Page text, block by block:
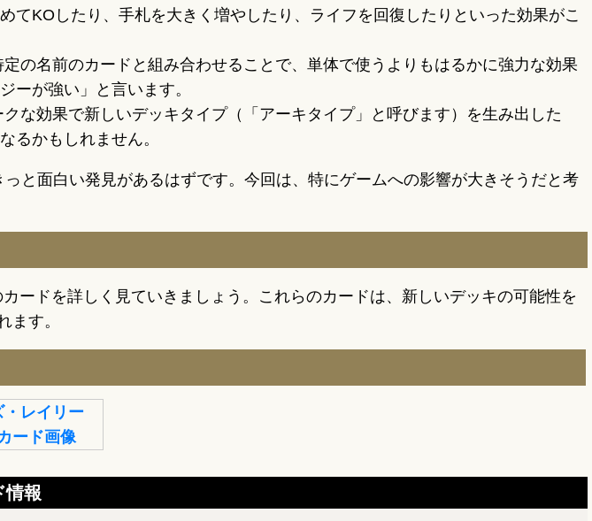
KOしたり、手札を大きく増やしたり、ライフを回復したりといった効果がこ
の名前のカードと組み合わせることで、単体で使うよりもはるかに強力な効果
ーが強い」と言います。
な効果で新しいデッキタイプ（「アーキタイプ」と呼びます）を生み出した
るかもしれません。
と面白い発見があるはずです。今回は、特にゲームへの影響が大きそうだと考
ードを詳しく見ていきましょう。これらのカードは、新しいデッキの可能性を
ます。
情報